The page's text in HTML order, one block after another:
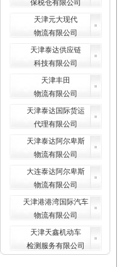
保税仓有限公司
天津元大现代
物流有限公司
天津泰达供应链
科技有限公司
天津丰田
物流有限公司
天津泰达国际货运
代理有限公司
天津泰达阿尔卑斯
物流有限公司
大连泰达阿尔卑斯
物流有限公司
天津港港湾国际汽车
物流有限公司
天津天鑫机动车
检测服务有限公司